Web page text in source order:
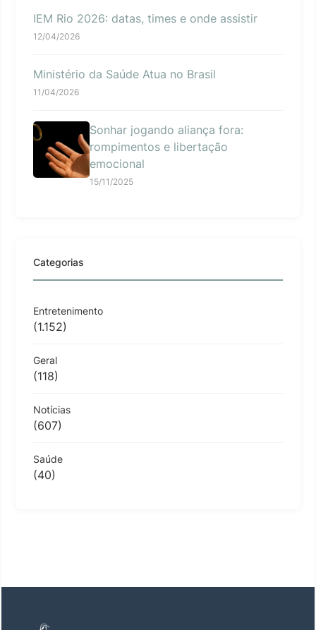
IEM Rio 2026: datas, times e onde assistir
12/04/2026
Ministério da Saúde Atua no Brasil
11/04/2026
Sonhar jogando aliança fora:
rompimentos e libertação
emocional
15/11/2025
Categorias
Entretenimento
(1.152)
Geral
(118)
Notícias
(607)
Saúde
(40)